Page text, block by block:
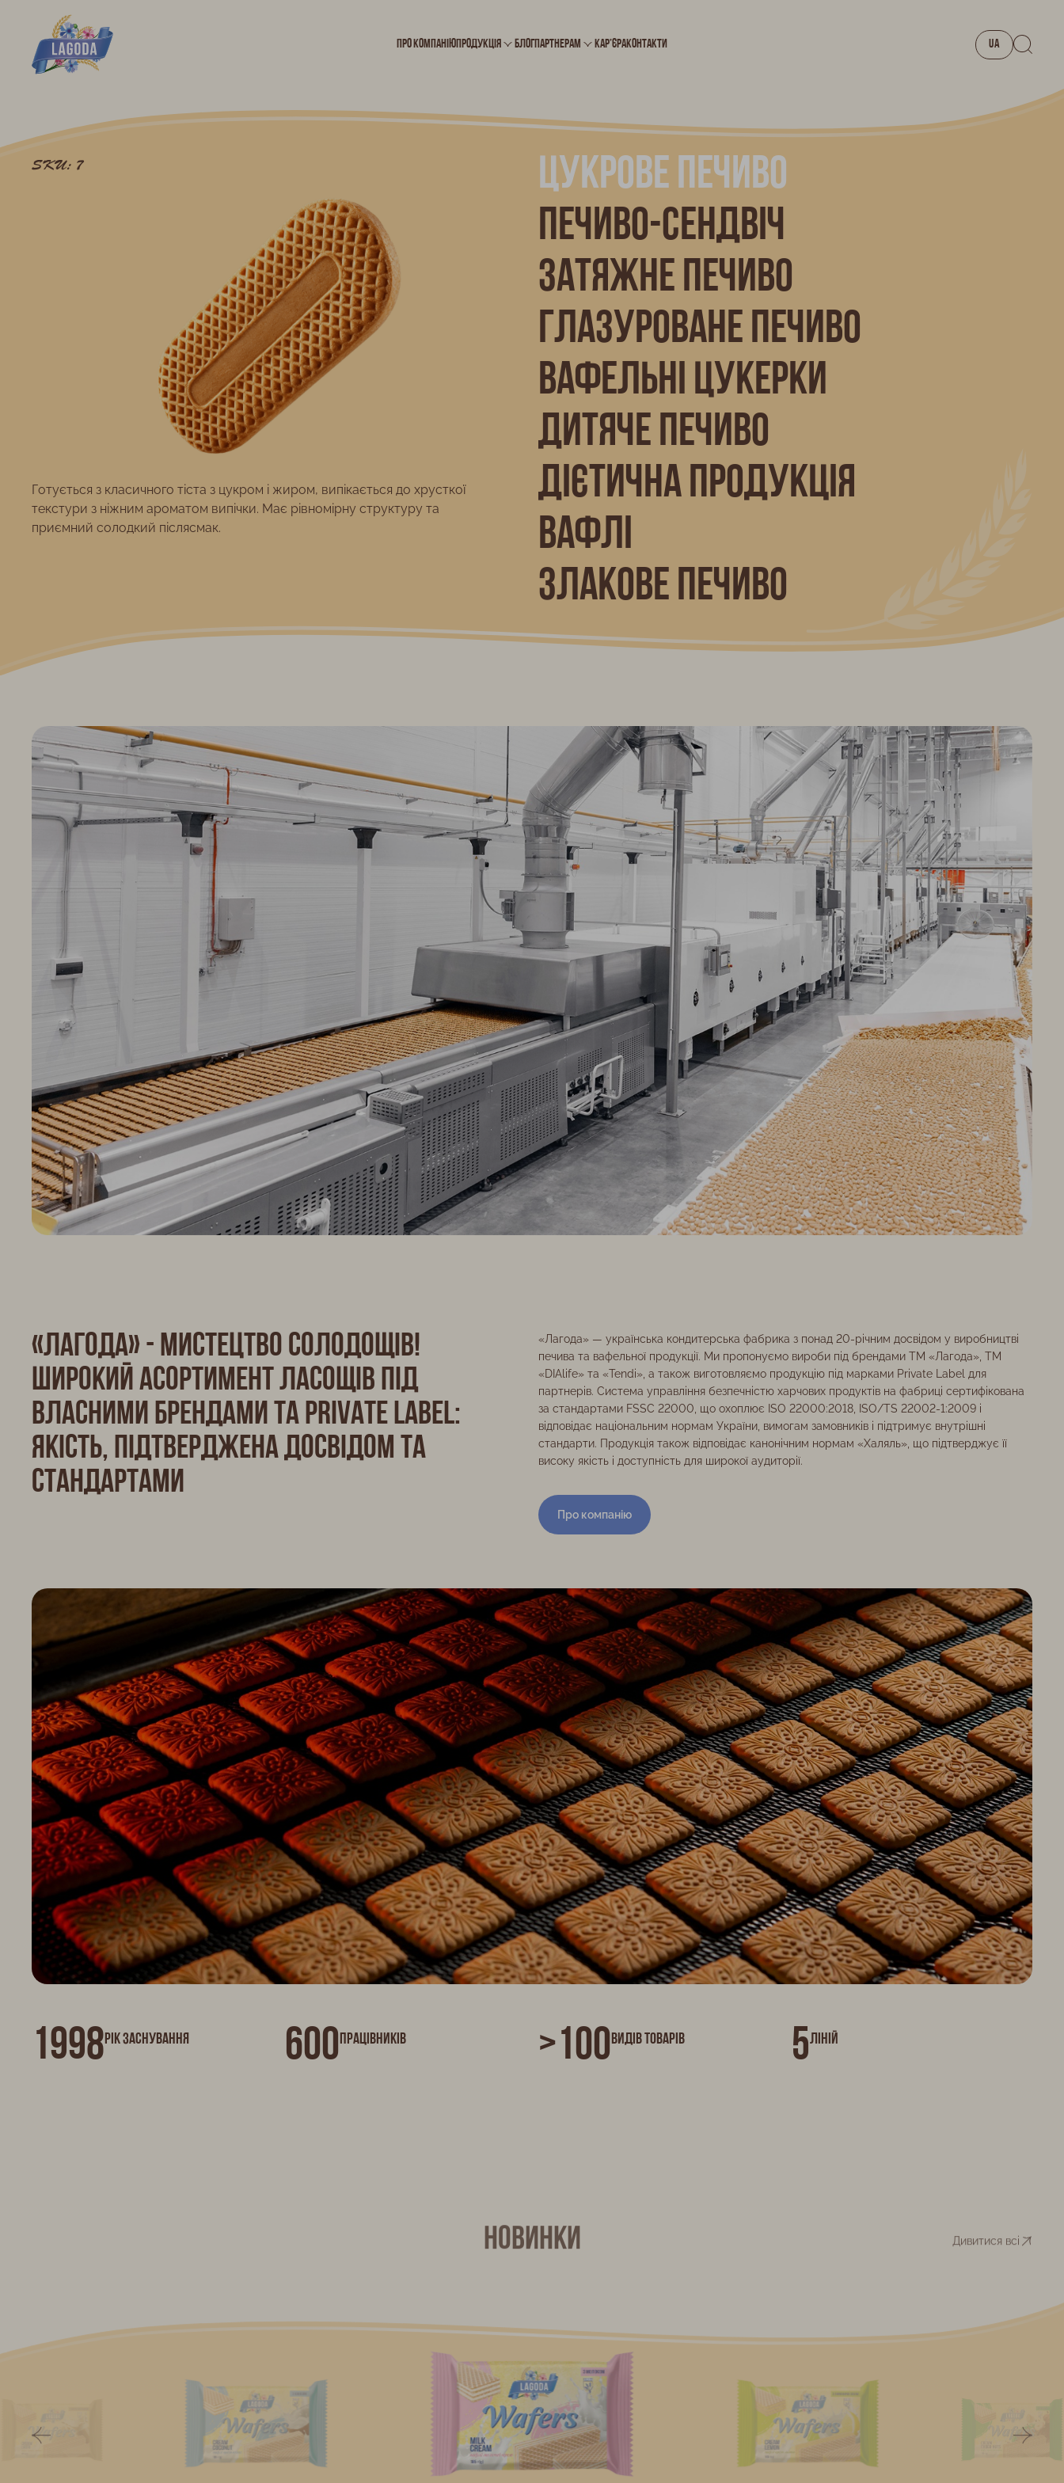
ПРО КОМПАНІЮПРОДУКЦІЯ БЛОГПАРТНЕРАМ КАР’ЄРАКОНТАКТИ UA
SKU: 7
Готується з класичного тіста з цукром і жиром, випікається до хрусткої
текстури з ніжним ароматом випічки. Має рівномірну структуру та
приємний солодкий післясмак.
Цукрове печиво
Печиво-сендвіч
Затяжне печиво
Глазуроване печиво
Вафельні цукерки
Дитяче печиво
Дієтична продукція
Вафлі
Злакове печиво
«Лагода» - Мистецтво солодощів!
Широкий асортимент ласощів під
власними брендами та Private Label:
якість, підтверджена досвідом та
стандартами
«Лагода» — українська кондитерська фабрика з понад 20-річним досвідом у виробництві
печива та вафельної продукції. Ми пропонуємо вироби під брендами ТМ «Лагода», ТМ
«DIAlife» та «Tendi», а також виготовляємо продукцію під марками Private Label для
партнерів. Система управління безпечністю харчових продуктів на фабриці сертифікована
за стандартами FSSC 22000, що охоплює ISO 22000:2018, ISO/TS 22002-1:2009 і
відповідає національним нормам України, вимогам замовників і підтримує внутрішні
стандарти. Продукція також відповідає канонічним нормам «Халяль», що підтверджує її
високу якість і доступність для широкої аудиторії.
Про компанію
1998Рік заснування 600Працівників >100Видів товарів 5Ліній
Новинки Дивитися всі